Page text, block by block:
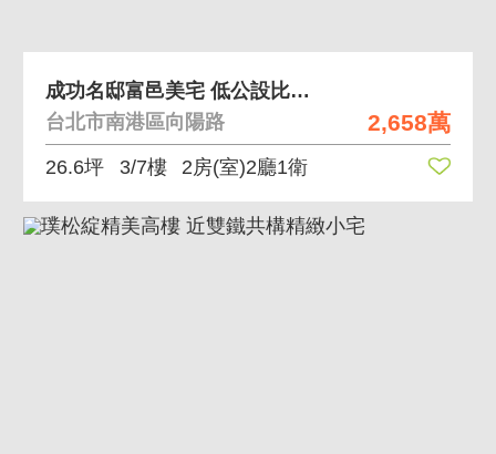
2,658萬
成功名邸富邑美宅 低公設比使用坪效佳
台北市南港區向陽路
26.6坪 3/7樓 2房(室)2廳1衛